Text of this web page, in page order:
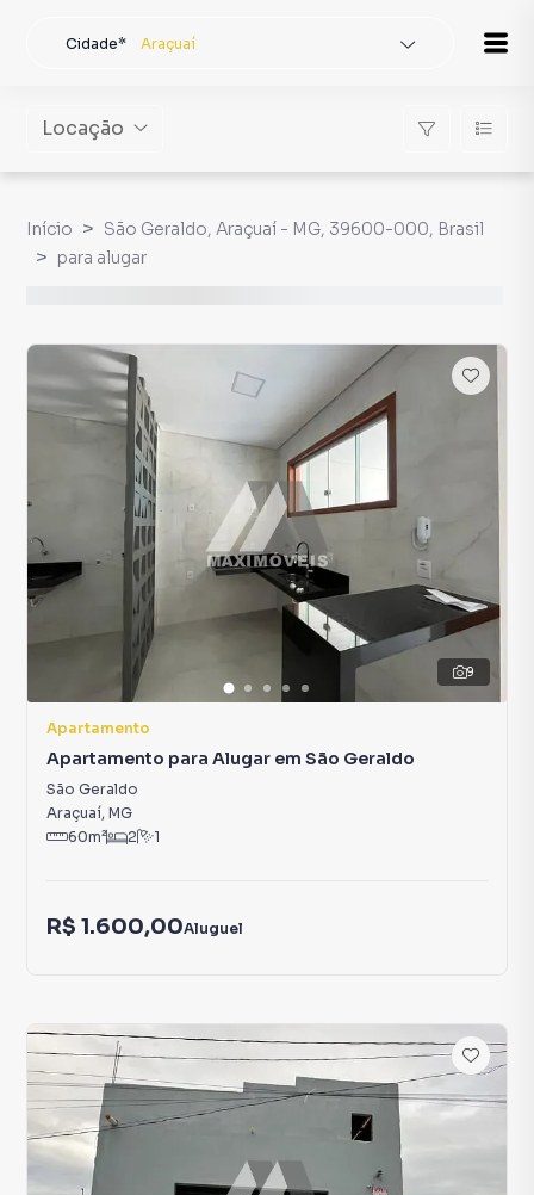
Cidade* Araçuaí
Locação
Início
São Geraldo, Araçuaí - MG, 39600-000, Brasil
para alugar
9
Apartamento
Apartamento para Alugar em São Geraldo
São Geraldo
Araçuaí, MG
60m² 2 1
R$ 1.600,00Aluguel